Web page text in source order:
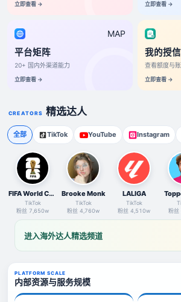
立即查看 → 立即查看 →
MAP
平台矩阵
20+ 国内外渠道能力
立即查看 →
我的授信
查看额度与
立即查看 →
CREATORS 精选达人
全部 TikTok YouTube Instagram
F
FIFA World Cup
TikTok
粉丝 7,650w
B
Brooke Monk
TikTok
粉丝 4,760w
L
LALIGA
TikTok
粉丝 4,510w
T
粉
进入海外达人精选频道
PLATFORM SCALE
内部资源与服务规模